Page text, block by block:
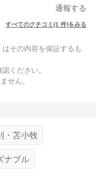
通報する
すべてのクチコミ(1 件)をみる
その内容を保証するも
ください。
せん。
・苫小牧
ナブル